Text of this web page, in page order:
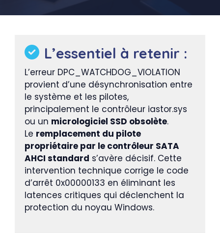
L’essentiel à retenir :
L’erreur DPC_WATCHDOG_VIOLATION
provient d’une désynchronisation entre
le système et les pilotes,
principalement le contrôleur iastor.sys
ou un micrologiciel SSD obsolète.
Le remplacement du pilote
propriétaire par le contrôleur SATA
AHCI standard s’avère décisif. Cette
intervention technique corrige le code
d’arrêt 0x00000133 en éliminant les
latences critiques qui déclenchent la
protection du noyau Windows.